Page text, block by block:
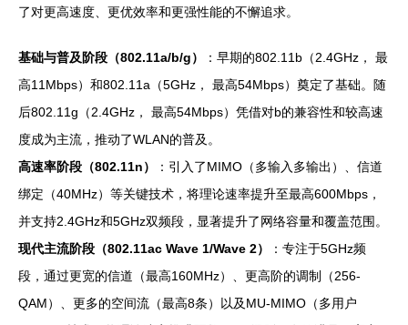
了对更高速度、更优效率和更强性能的不懈追求。
基础与普及阶段（802.11a/b/g）
：早期的802.11b（2.4GHz， 最
高11Mbps）和802.11a（5GHz， 最高54Mbps）奠定了基础。随
后802.11g（2.4GHz， 最高54Mbps）凭借对b的兼容性和较高速
度成为主流，推动了WLAN的普及。
高速率阶段（802.11n）
：引入了MIMO（多输入多输出）、信道
绑定（40MHz）等关键技术，将理论速率提升至最高600Mbps，
并支持2.4GHz和5GHz双频段，显著提升了网络容量和覆盖范围。
现代主流阶段（802.11ac Wave 1/Wave 2）
：专注于5GHz频
段，通过更宽的信道（最高160MHz）、更高阶的调制（256-
QAM）、更多的空间流（最高8条）以及MU-MIMO（多用户